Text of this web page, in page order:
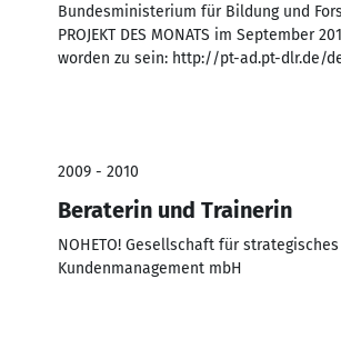
Bundesministerium für Bildung und
PROJEKT DES MONATS im September
worden zu sein: http://pt-ad.pt-dlr.de/
2009 - 2010
Beraterin und Trainerin
NOHETO! Gesellschaft für strategisches
Kundenmanagement mbH